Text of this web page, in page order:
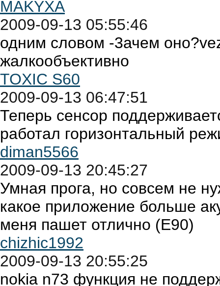
MAKYXA
2009-09-13 05:55:46
одним словом -3ачем
жалкообъективно
TOXIC S60
2009-09-13 06:47:51
Теперь сенсор
работал горизонтальный
diman5566
2009-09-13 20:45:27
Умная прога, но совсем не
какое приложение больше
меня пашет отлично (Е90)
chizhic1992
2009-09-13 20:55:25
nokia n73 функция не